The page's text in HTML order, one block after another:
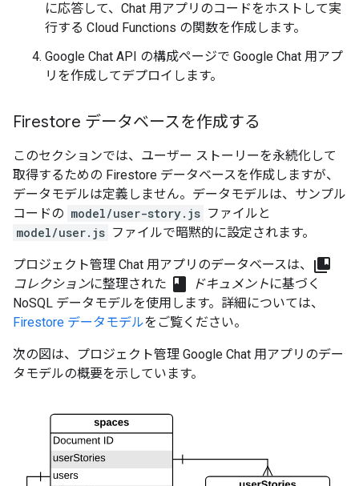
に応答して、Chat 用アプリのコードをホストして実
行する Cloud Functions の関数を作成します。
Google Chat API の構成ページで Google Chat 用アプ
リを作成してデプロイします。
Firestore データベースを作成する
このセクションでは、ユーザー ストーリーを永続化して
取得するための Firestore データベースを作成しますが、
データモデルは定義しません。データモデルは、サンプル
コードの model/user-story.js ファイルと
model/user.js ファイルで暗黙的に設定されます。
プロジェクト管理 Chat 用アプリのデータベースは、 collections_bookmark
コレクションに整理された class ドキュメントに基づく
NoSQL データモデルを使用します。詳細については、
Firestore データモデルをご覧ください。
次の図は、プロジェクト管理 Google Chat 用アプリのデー
タモデルの概要を示しています。